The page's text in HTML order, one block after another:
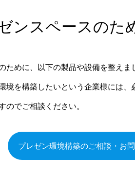
ンスペースのた
ために、以下の製品や設備を整え
境を構築したいという企業様には
のでご相談ください。
プレゼン環境構築のご相談・お